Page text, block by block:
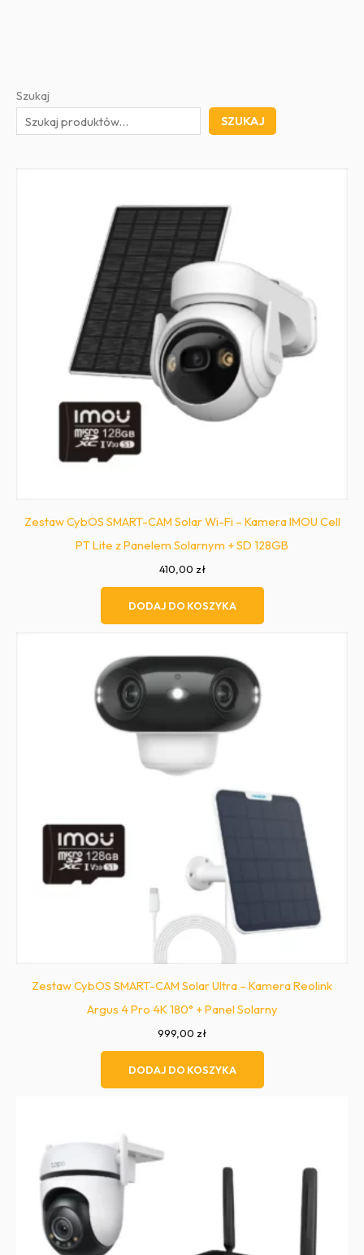
Szukaj
SZUKAJ
Zestaw CybOS SMART-CAM Solar Wi-Fi – Kamera IMOU Cell
PT Lite z Panelem Solarnym + SD 128GB
410,00 zł
DODAJ DO KOSZYKA
Zestaw CybOS SMART-CAM Solar Ultra – Kamera Reolink
Argus 4 Pro 4K 180° + Panel Solarny
999,00 zł
DODAJ DO KOSZYKA